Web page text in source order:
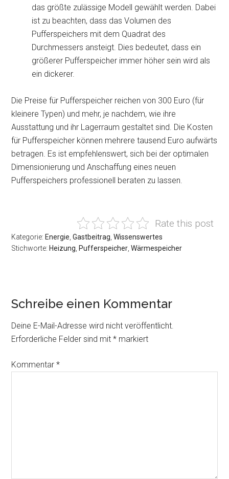
das größte zulässige Modell gewählt werden. Dabei
ist zu beachten, dass das Volumen des
Pufferspeichers mit dem Quadrat des
Durchmessers ansteigt. Dies bedeutet, dass ein
größerer Pufferspeicher immer höher sein wird als
ein dickerer.
Die Preise für Pufferspeicher reichen von 300 Euro (für
kleinere Typen) und mehr, je nachdem, wie ihre
Ausstattung und ihr Lagerraum gestaltet sind. Die Kosten
für Pufferspeicher können mehrere tausend Euro aufwärts
betragen. Es ist empfehlenswert, sich bei der optimalen
Dimensionierung und Anschaffung eines neuen
Pufferspeichers professionell beraten zu lassen.
Rate this post
Kategorie: Energie ,Gastbeitrag ,Wissenswertes
Stichworte: Heizung Pufferspeicher ,Wärmespeicher
Leser-
Interaktionen
Schreibe einen Kommentar
Deine E-Mail-Adresse wird nicht veröffentlicht.
Erforderliche Felder sind mit* markiert
Kommentar*